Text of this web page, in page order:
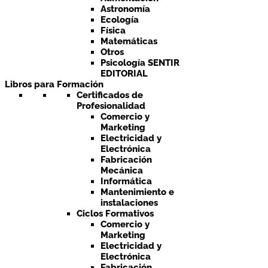
Astronomía
Ecología
Física
Matemáticas
Otros
Psicología SENTIR
EDITORIAL
Libros para Formación
Certificados de
Profesionalidad
Comercio y
Marketing
Electricidad y
Electrónica
Fabricación
Mecánica
Informática
Mantenimiento e
instalaciones
Ciclos Formativos
Comercio y
Marketing
Electricidad y
Electrónica